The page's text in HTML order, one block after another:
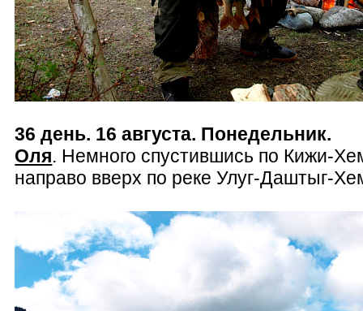
36 день. 16 августа. Понедельник.
Оля. Немного спустившись по Кижи-
направо вверх по реке Улуг-Даштыг-